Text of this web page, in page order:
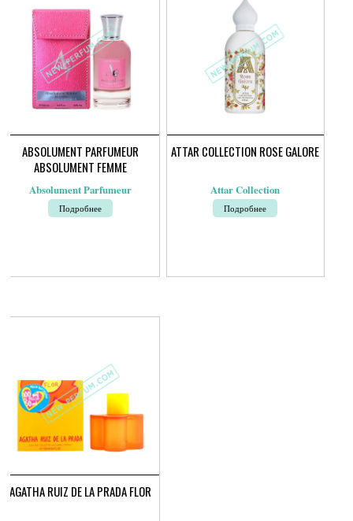
ABSOLUMENT PARFUMEUR
ABSOLUMENT FEMME
Absolument Parfumeur
Подробнее
ATTAR COLLECTION ROSE GALORE
Attar Collection
Подробнее
AGATHA RUIZ DE LA PRADA FLOR